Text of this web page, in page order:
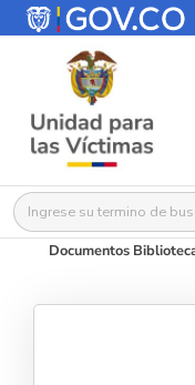
Buscar:
Documentos